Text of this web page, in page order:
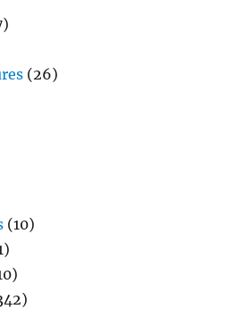
(26)
(10)